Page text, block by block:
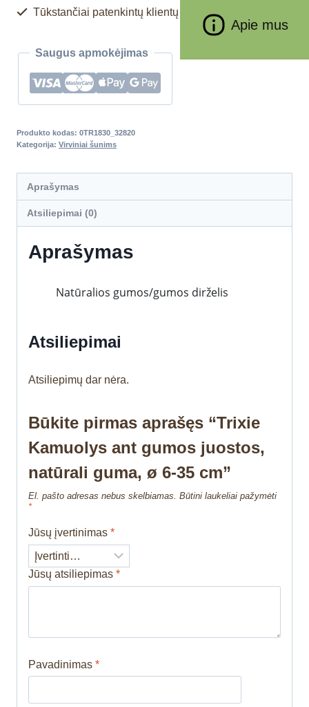
Apie mus
Tūkstančiai patenkintų klientų
Saugus apmokėjimas
Produkto kodas: 0TR1830_32820
Kategorija: Virviniai šunims
Aprašymas
Atsiliepimai (0)
Aprašymas
Natūralios gumos/gumos dirželis
Atsiliepimai
Atsiliepimų dar nėra.
Būkite pirmas aprašęs “Trixie
Kamuolys ant gumos juostos,
natūrali guma, ø 6-35 cm”
El. pašto adresas nebus skelbiamas. Būtini laukeliai pažymėti
*
Jūsų įvertinimas *
Jūsų atsiliepimas *
Pavadinimas *